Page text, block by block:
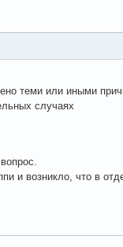
теми или иными
случаях
и возникло, что в